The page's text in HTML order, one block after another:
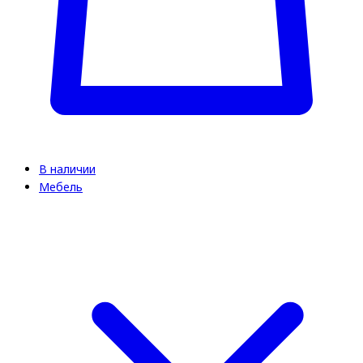
В наличии
Мебель